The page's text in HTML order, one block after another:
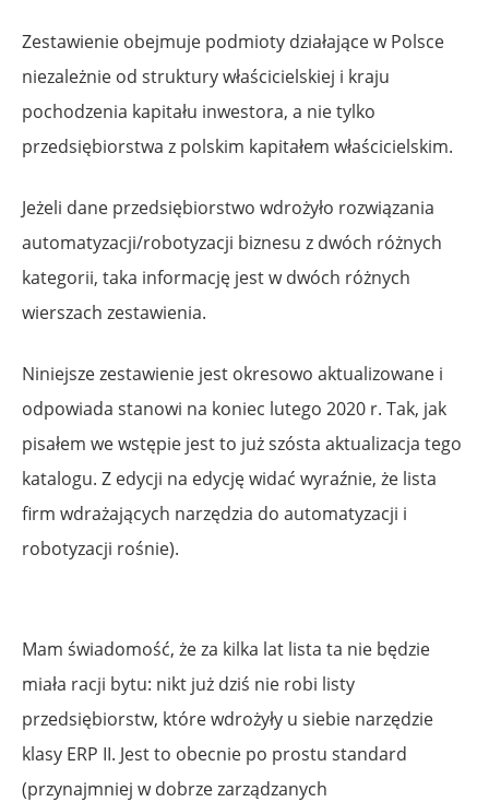
Zestawienie obejmuje podmioty działające w Polsce
niezależnie od struktury właścicielskiej i kraju
pochodzenia kapitału inwestora, a nie tylko
przedsiębiorstwa z polskim kapitałem właścicielskim.
Jeżeli dane przedsiębiorstwo wdrożyło rozwiązania
automatyzacji/robotyzacji biznesu z dwóch różnych
kategorii, taka informację jest w dwóch różnych
wierszach zestawienia.
Niniejsze zestawienie jest okresowo aktualizowane i
odpowiada stanowi na koniec lutego 2020 r. Tak, jak
pisałem we wstępie jest to już szósta aktualizacja tego
katalogu. Z edycji na edycję widać wyraźnie, że lista
firm wdrażających narzędzia do automatyzacji i
robotyzacji rośnie).
Mam świadomość, że za kilka lat lista ta nie będzie
miała racji bytu: nikt już dziś nie robi listy
przedsiębiorstw, które wdrożyły u siebie narzędzie
klasy ERP II. Jest to obecnie po prostu standard
(przynajmniej w dobrze zarządzanych